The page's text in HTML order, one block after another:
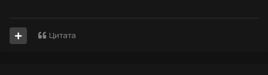
Цитата